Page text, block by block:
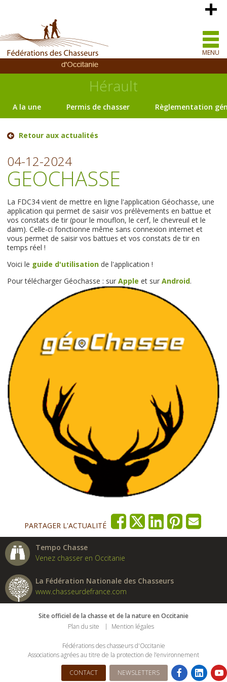
MENU
Hérault
A la une Permis de chasser Règlementation
Retour aux actualités
04-12-2024
GEOCHASSE
La FDC34 vient de mettre en ligne l'application Géochasse, une
application qui permet de saisir vos prélèvements en battue et
vos constats de tir (pour le mouflon, le cerf, le chevreuil et le
daim). Celle-ci fonctionne même sans connexion internet et
vous permet de saisir vos battues et vos constats de tir en
temps réel !
Voici le guide d'utilisation de l'application !
Pour télécharger Géochasse : surApple et surAndroid.
PARTAGER L'ACTUALITÉ
Tempo Chasse
Venez chasser en Occitanie
La Fédération Nationale des Chasseurs
www.chasseurdefrance.com
Site officiel de la chasse et de la nature en Occitanie
Plan du site
Mention légales
Fédérations des chasseurs d'Occitanie
Associations agrées au titre de la protection de l’environnement
CONTACT NEWSLETTERS